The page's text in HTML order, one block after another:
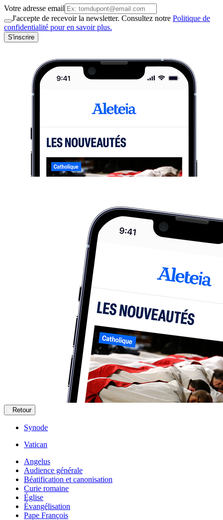
Votre adresse email
J'accepte de recevoir la newsletter. Consultez notre Politique de
confidentialité pour en savoir plus.
S'inscrire
Retour
Synode
Vatican
Angelus
Audience générale
Béatification et canonisation
Curie romaine
Église
Évangélisation
Pape François